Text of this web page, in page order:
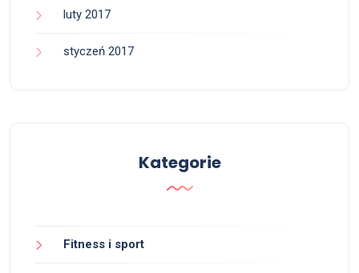
luty 2017
styczeń 2017
Kategorie
Fitness i sport